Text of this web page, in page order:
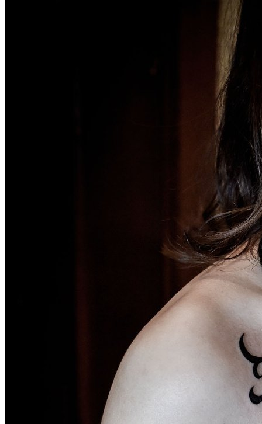
： 服务号：laobingwenshen 订阅号：laobing66666 打造国
文资讯！精美纹身图案及手稿 纹身作品 一站搞定！回复相
问千万素材的微官网，中国最强最全纹身图案尽在其中！